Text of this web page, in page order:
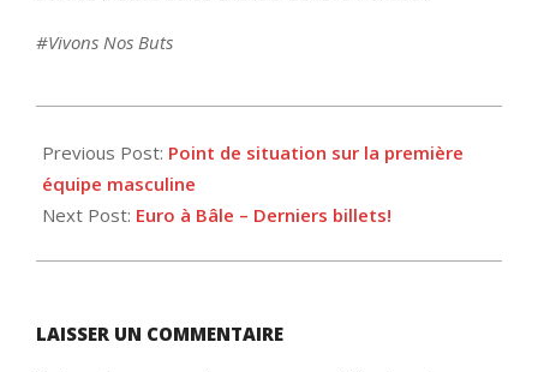
#Vivons Nos Buts
10-
15
Previous Post: Point de situation sur la première
équipe masculine
Next Post: Euro à Bâle – Derniers billets!
LAISSER UN COMMENTAIRE